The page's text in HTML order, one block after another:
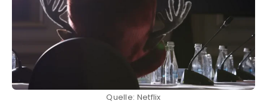
Quelle: Netflix